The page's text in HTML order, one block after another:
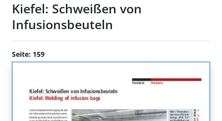
Kiefel: Schweißen von
Infusionsbeuteln
Seite: 159